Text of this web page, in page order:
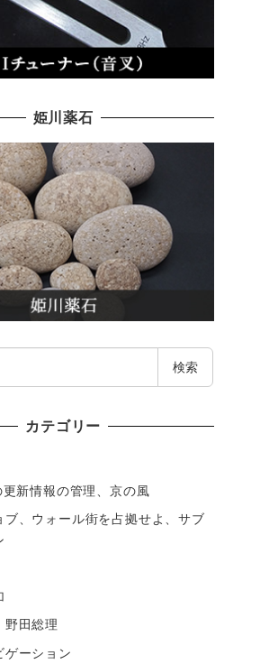
姫川薬石
検索
カテゴリー
更新情報の管理、京の風
ブ、ウォール街を占拠せよ、サブ
野田総理
ゲーション